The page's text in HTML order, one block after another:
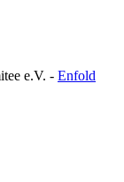
e.V. - Enfold